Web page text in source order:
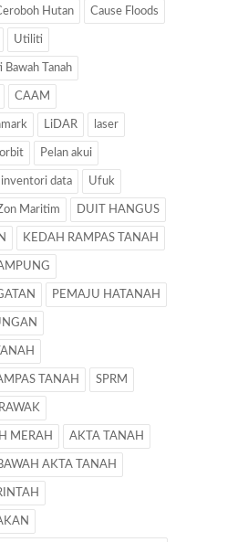
Hutan Cause Floods
Utiliti
Tanah
CAAM
LiDAR laser
orbit Pelan akui
inventori data Ufuk
Maritim DUIT HANGUS
KEDAH RAMPAS TANAH
PEMAJU HATANAH
TANAH SPRM
MERAH AKTA TANAH
AKTA TANAH